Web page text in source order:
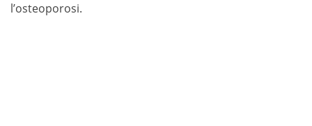
l’osteoporosi.